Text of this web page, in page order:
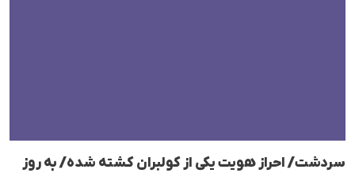
سردشت/ احراز هویت یکی از کولبران کشتە شدە/ بە روز